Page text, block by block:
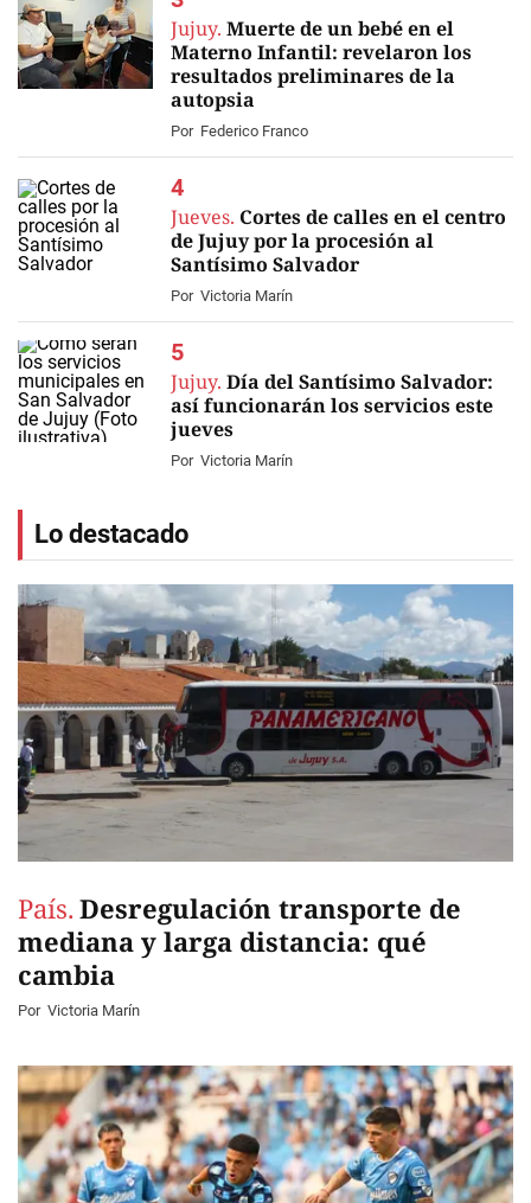
Jujuy. Muerte de un bebé en el
Materno Infantil: revelaron los
resultados preliminares de la
autopsia
Por Federico Franco
Jueves. Cortes de calles en el centro
de Jujuy por la procesión al
Santísimo Salvador
Por Victoria Marín
Jujuy. Día del Santísimo Salvador:
así funcionarán los servicios este
jueves
Por Victoria Marín
Lo destacado
País. Desregulación transporte de
mediana y larga distancia: qué
cambia
Por Victoria Marín